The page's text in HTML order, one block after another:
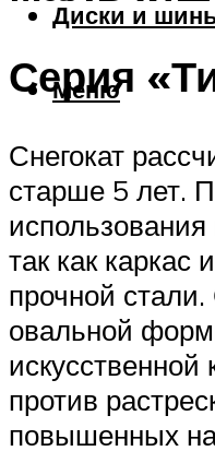
Диски и
Меню
Серия
Снегокат
старше 5 лет.
так как каркас
прочной
овальной
искусственной
против
повышенных